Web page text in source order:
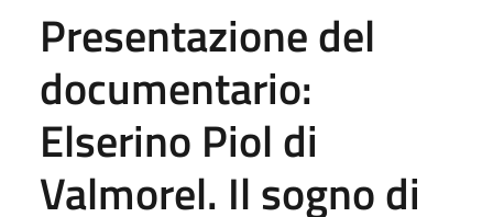
Presentazione del
documentario:
Elserino Piol di
Valmorel. Il sogno di